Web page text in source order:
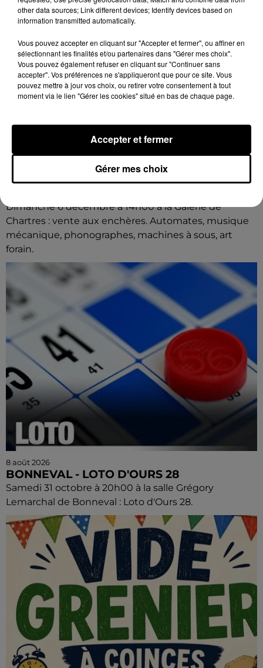
CHARTRES - VENTE AUX ENCHÈRES :
Dimanche 6 décembre à 14h00 à la Galerie de
Chartres : vente aux enchères. Automates, musique
mécanique, phonographes, machines à sous, art
forain.
8 août 2026
BONNEVAL - LOTO D'OURS 28
Samedi 31 octobre à 20h00 à la salle Grégory
Lemarchal de Bonneval : Loto d'Ours 28.
other data sources; Link different devices; Identify devices based on
information transmitted automatically.
Vous pouvez accepter en cliquant sur "Accepter et fermer", ou affiner en
sélectionnant les finalités et/ou partenaires dans "Gérer mes choix".
Vous pouvez également refuser en cliquant sur "Continuer sans
accepter". Vos préférences ne s'appliqueront que pour ce site. Vous
pouvez mettre à jour vos choix, ou retirer votre consentement à tout
moment via le lien "Gérer les cookies" situé en bas de chaque page.
Gérer mes choix
Accepter et fermer